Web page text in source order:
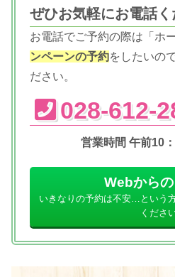
ぜひお気軽にお電話く
お電話でご予約の際は「ホ
ンペーンの予約をしたいの
ださい。
028-612-
営業時間 午前10
Webから
いきなりの予約は不安…という
くださ